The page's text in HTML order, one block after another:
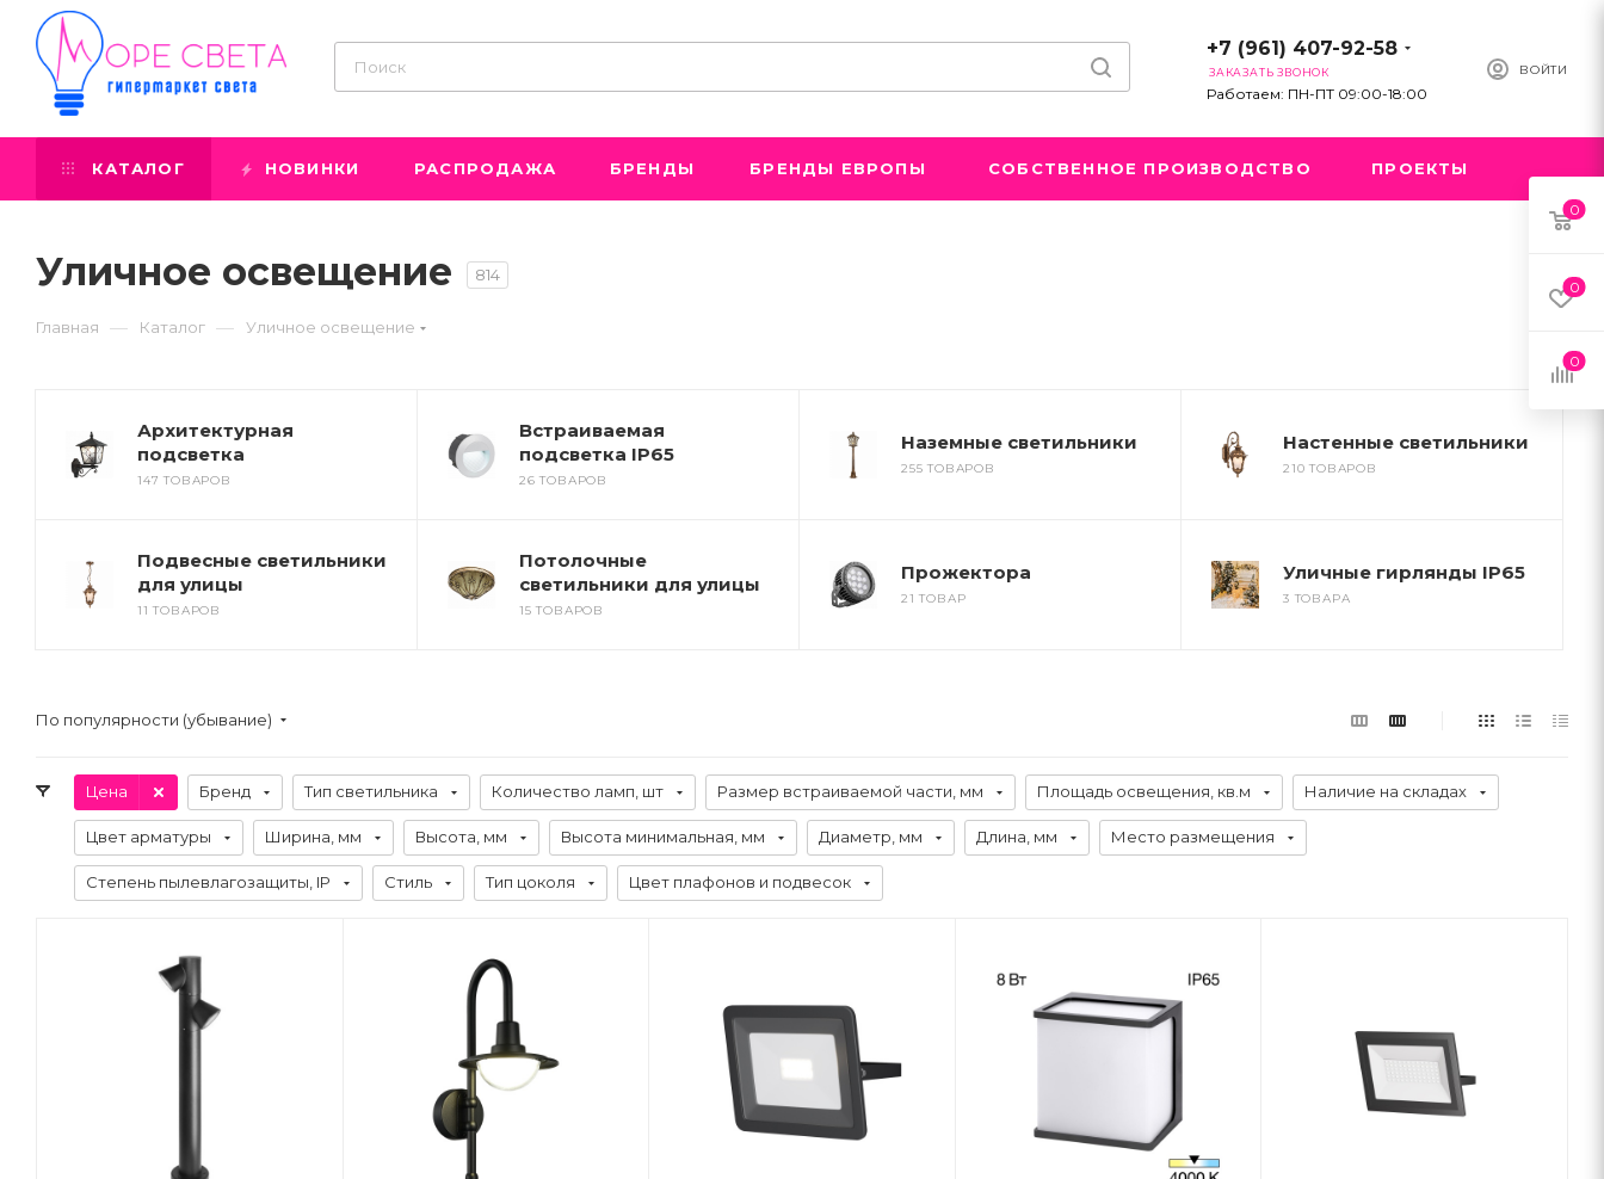
ВОЙТИ
+7 (961) 407-92-58
ЗАКАЗАТЬ ЗВОНОК
Работаем: ПН-ПТ 09:00-18:00
КАТАЛОГ НОВИНКИ РАСПРОДАЖА БРЕНДЫ БРЕНДЫ ЕВРОПЫ СОБСТВЕННОЕ ПРОИЗВОДСТВО ПРОЕКТЫ
Уличное освещение 814
Главная — Каталог — Уличное освещение
Архитектурная
подсветка
147 ТОВАРОВ
Встраиваемая
подсветка IP65
26 ТОВАРОВ
Наземные светильники
255 ТОВАРОВ
Настенные светильники
210 ТОВАРОВ
Подвесные светильники
для улицы
11 ТОВАРОВ
Потолочные
светильники для улицы
15 ТОВАРОВ
Прожектора
21 ТОВАР
Уличные гирлянды IP65
3 ТОВАРА
По популярности (убывание)
Цена Бренд Тип светильника Количество ламп, шт Размер встраиваемой части, мм Площадь освещения, кв.м Наличие на складах
Цвет арматуры Ширина, мм Высота, мм Высота минимальная, мм Диаметр, мм Длина, мм Место размещения
Степень пылевлагозащиты, IP Стиль Тип цоколя Цвет плафонов и подвесок
0
0
0